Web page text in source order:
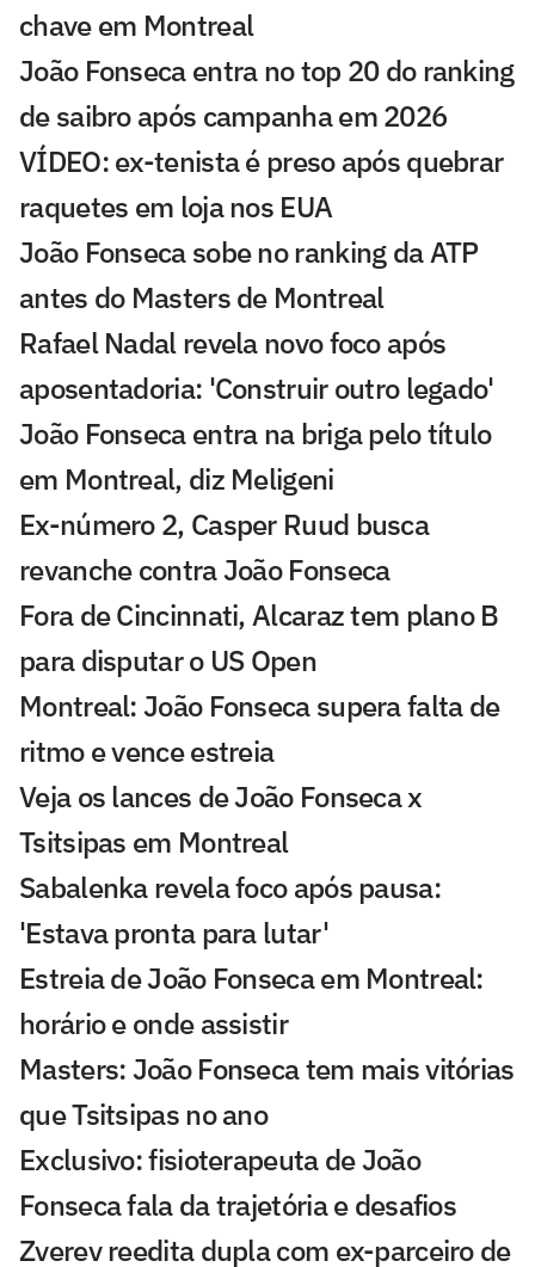
chave em Montreal
João Fonseca entra no top 20 do ranking
de saibro após campanha em 2026
VÍDEO: ex-tenista é preso após quebrar
raquetes em loja nos EUA
João Fonseca sobe no ranking da ATP
antes do Masters de Montreal
Rafael Nadal revela novo foco após
aposentadoria: 'Construir outro legado'
João Fonseca entra na briga pelo título
em Montreal, diz Meligeni
Ex-número 2, Casper Ruud busca
revanche contra João Fonseca
Fora de Cincinnati, Alcaraz tem plano B
para disputar o US Open
Montreal: João Fonseca supera falta de
ritmo e vence estreia
Veja os lances de João Fonseca x
Tsitsipas em Montreal
Sabalenka revela foco após pausa:
'Estava pronta para lutar'
Estreia de João Fonseca em Montreal:
horário e onde assistir
Masters: João Fonseca tem mais vitórias
que Tsitsipas no ano
Exclusivo: fisioterapeuta de João
Fonseca fala da trajetória e desafios
Zverev reedita dupla com ex-parceiro de